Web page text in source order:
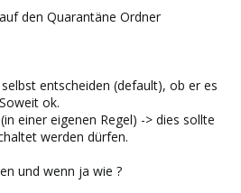
den Quarantäne Ordner
entscheiden (default), ob er es
ok.
einer eigenen Regel) -> dies sollte
werden dürfen.
und wenn ja wie ?